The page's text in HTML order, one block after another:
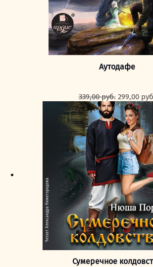
Аутодафе
339,00руб.
цена
составляла
339,00 руб..
299,00
Сумеречное